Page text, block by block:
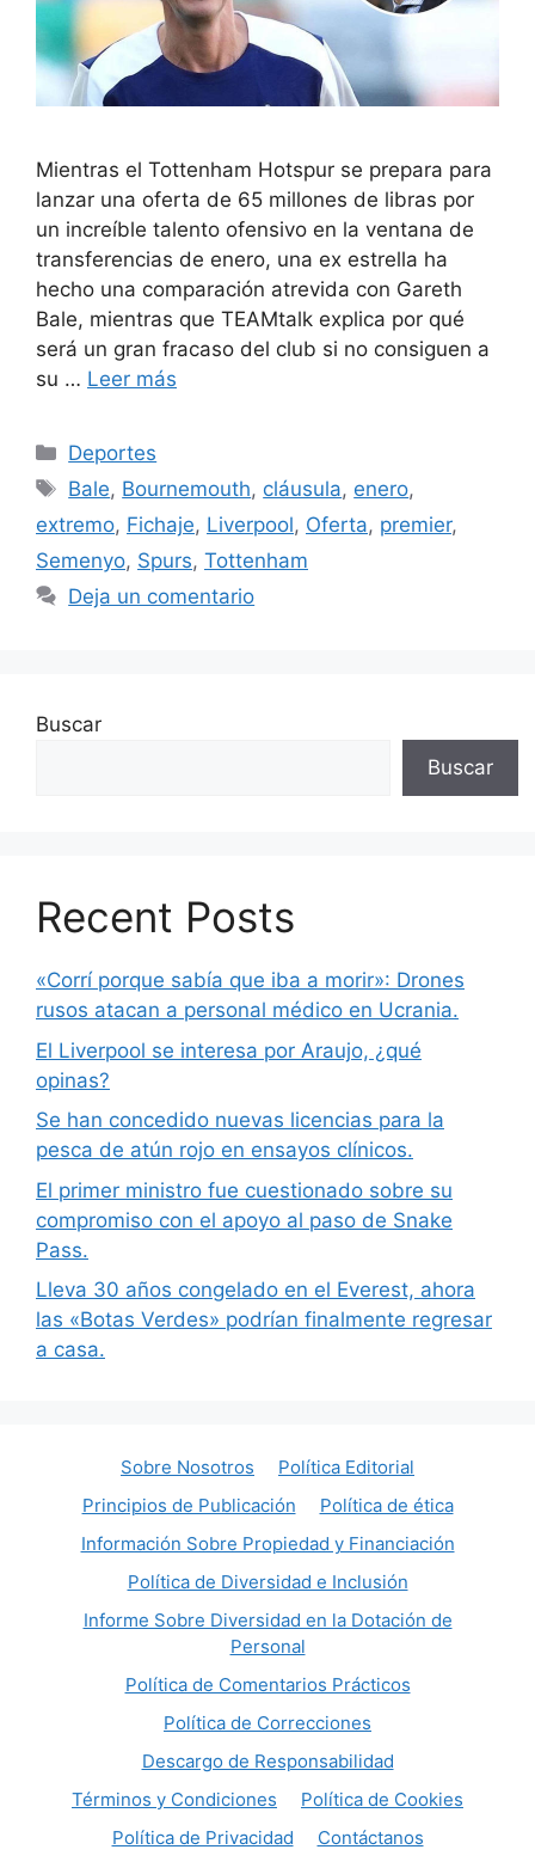
Mientras el Tottenham Hotspur se prepara para
lanzar una oferta de 65 millones de libras por
un increíble talento ofensivo en la ventana de
transferencias de enero, una ex estrella ha
hecho una comparación atrevida con Gareth
Bale, mientras que TEAMtalk explica por qué
será un gran fracaso del club si no consiguen a
su … Leer más
Categorías
Deportes
Etiquetas
Bale, Bournemouth, cláusula, enero,
extremo, Fichaje, Liverpool, Oferta, premier,
Semenyo, Spurs, Tottenham
Deja un comentario
Buscar
Buscar
Recent Posts
«Corrí porque sabía que iba a morir»: Drones
rusos atacan a personal médico en Ucrania.
El Liverpool se interesa por Araujo, ¿qué
opinas?
Se han concedido nuevas licencias para la
pesca de atún rojo en ensayos clínicos.
El primer ministro fue cuestionado sobre su
compromiso con el apoyo al paso de Snake
Pass.
Lleva 30 años congelado en el Everest, ahora
las «Botas Verdes» podrían finalmente regresar
a casa.
Sobre Nosotros
Política Editorial
Principios de Publicación
Política de ética
Información Sobre Propiedad y Financiación
Política de Diversidad e Inclusión
Informe Sobre Diversidad en la Dotación de
Personal
Política de Comentarios Prácticos
Política de Correcciones
Descargo de Responsabilidad
Términos y Condiciones
Política de Cookies
Política de Privacidad
Contáctanos